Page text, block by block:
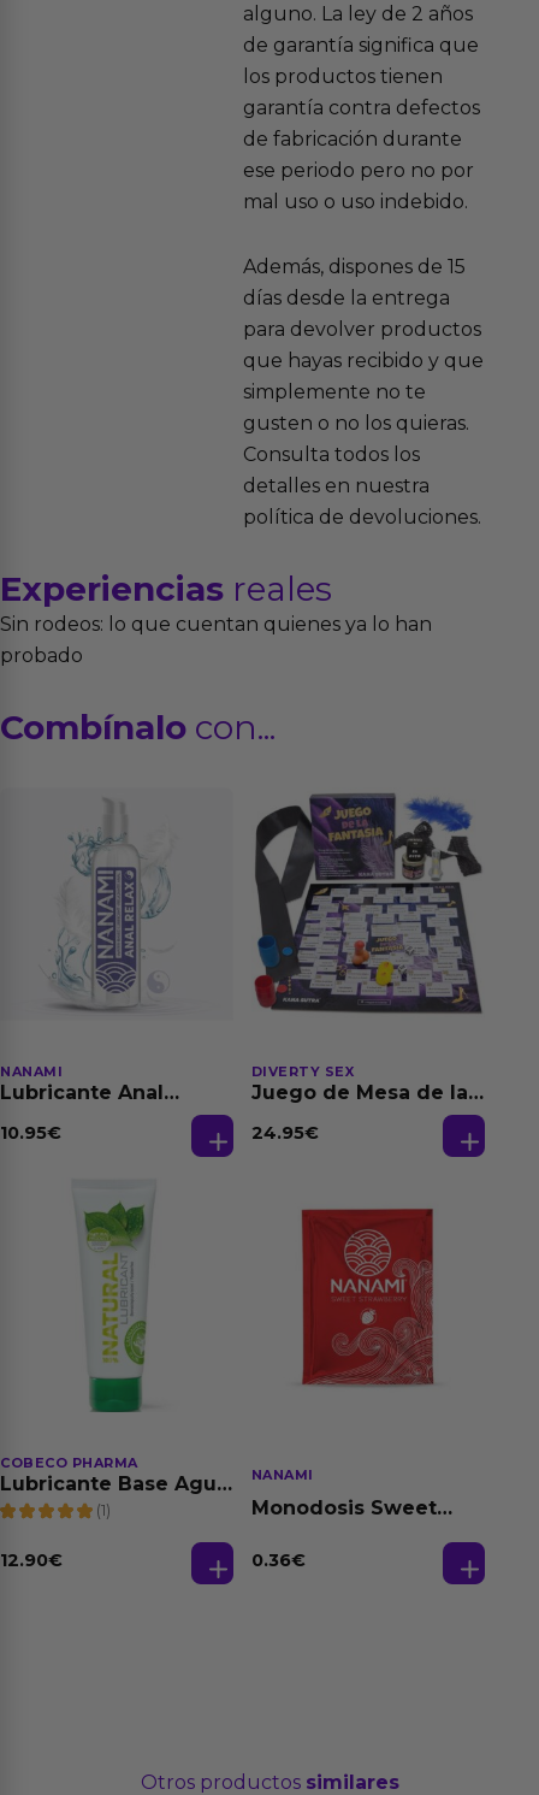
alguno. La ley de 2 años
de garantía significa que
los productos tienen
garantía contra defectos
de fabricación durante
ese periodo pero no por
mal uso o uso indebido.
Además, dispones de 15
días desde la entrega
para devolver productos
que hayas recibido y que
simplemente no te
gusten o no los quieras.
Consulta todos los
detalles en nuestra
política de devoluciones.
Experiencias reales
Sin rodeos: lo que cuentan quienes ya lo han
probado
Combínalo con...
NANAMI
Lubricante Anal
Dilatación Base Agua
10.95€
DIVERTY SEX
Juego de Mesa de las
24.95€
COBECO PHARMA
Lubricante Base Agua
100% Natural 125 ml
(1)
12.90€
NANAMI
Monodosis Sweet
0.36€
Otros productos similares